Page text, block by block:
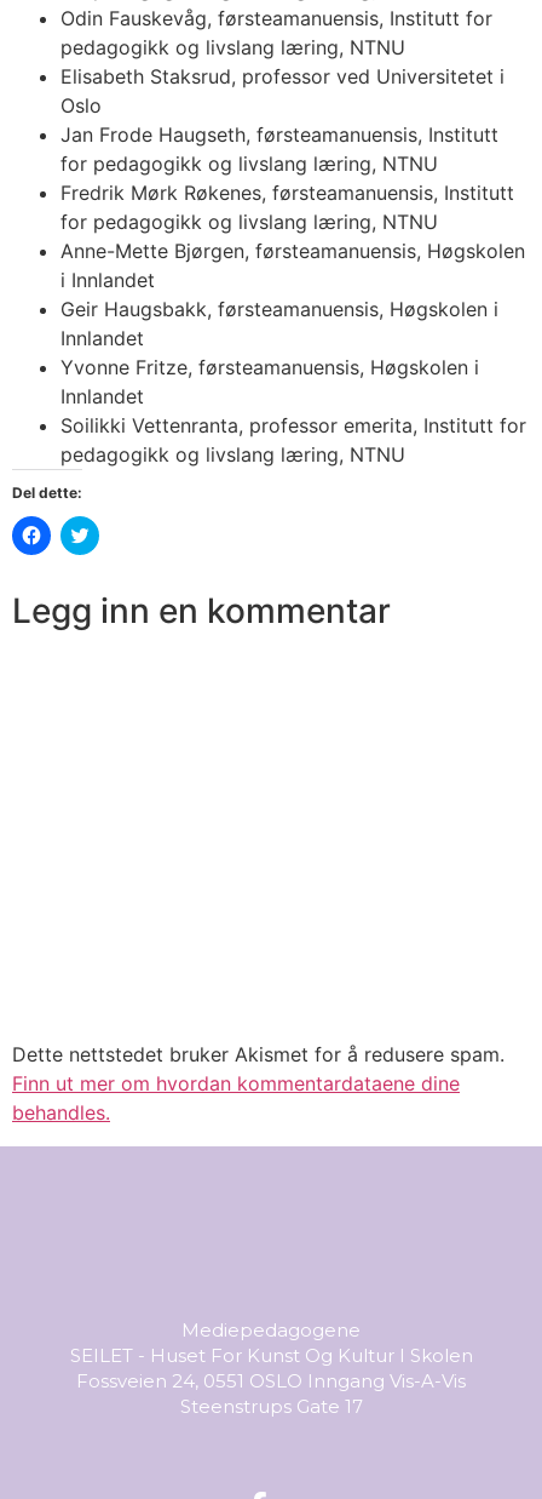
Odin Fauskevåg, førsteamanuensis, Institutt for
pedagogikk og livslang læring, NTNU
Elisabeth Staksrud, professor ved Universitetet i
Oslo
Jan Frode Haugseth, førsteamanuensis, Institutt
for pedagogikk og livslang læring, NTNU
Fredrik Mørk Røkenes, førsteamanuensis, Institutt
for pedagogikk og livslang læring, NTNU
Anne-Mette Bjørgen, førsteamanuensis, Høgskolen
i Innlandet
Geir Haugsbakk, førsteamanuensis, Høgskolen i
Innlandet
Yvonne Fritze, førsteamanuensis, Høgskolen i
Innlandet
Soilikki Vettenranta, professor emerita, Institutt for
pedagogikk og livslang læring, NTNU
Del dette:
Klikk
for
Facebook(åpnes
i
Klikk
for
på
Twitter(åpnes
Legg inn en kommentar
Dette nettstedet bruker Akismet for å redusere spam.
Finn ut mer om hvordan kommentardataene dine
behandles.
Mediepedagogene
SEILET - Huset For Kunst Og Kultur I Skolen
Fossveien 24, 0551 OSLO Inngang Vis-A-Vis
Steenstrups Gate 17